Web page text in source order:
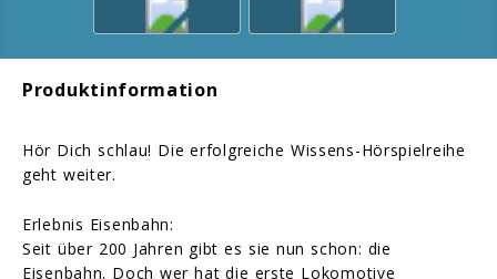
Produktinformation
Hör Dich schlau! Die erfolgreiche Wissens-Hörspielreihe
geht weiter.
Erlebnis Eisenbahn:
Seit über 200 Jahren gibt es sie nun schon: die
Eisenbahn. Doch wer hat die erste Lokomotive